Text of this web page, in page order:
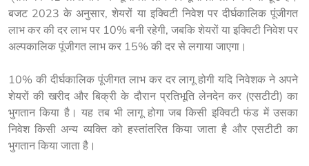
बजट 2023 के अनुसार, शेयरों या इक्विटी निवेश पर दीर्घकालिक पूंजीगत
लाभ कर की दर लाभ पर 10% बनी रहेगी, जबकि शेयरों या इक्विटी निवेश पर
अल्पकालिक पूंजीगत लाभ कर 15% की दर से लगाया जाएगा।
10% की दीर्घकालिक पूंजीगत लाभ कर दर लागू होगी यदि निवेशक ने अपने
शेयरों की खरीद और बिक्री के दौरान प्रतिभूति लेनदेन कर (एसटीटी) का
भुगतान किया है। यह तब भी लागू होगा जब किसी इक्विटी फंड में उसका
निवेश किसी अन्य व्यक्ति को हस्तांतरित किया जाता है और एसटीटी का
भुगतान किया जाता है।